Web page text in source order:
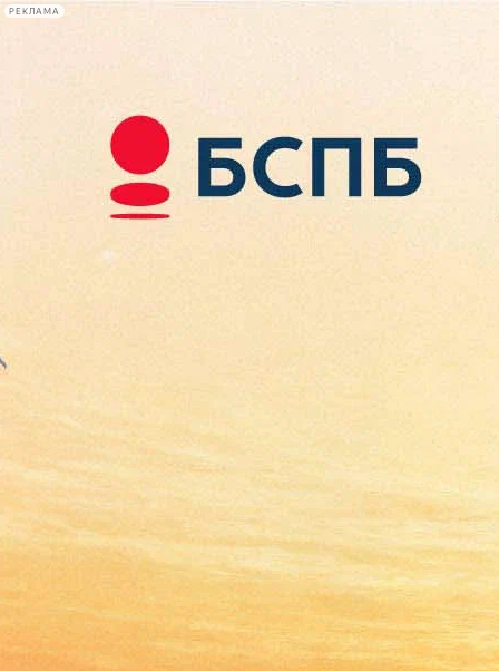
РЕКЛАМА
Сегодня:
2026.08.08
02:05
Афиша Plus
Одетта — Чжан Янь,
Зигфрид — Сунь Жуйчэнь.
«Фонтанка» выяснила, кто
выступит в детском театре